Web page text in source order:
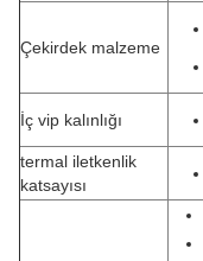
Çekirdek malzeme
İç vip kalınlığı
termal iletkenlik
katsayısı